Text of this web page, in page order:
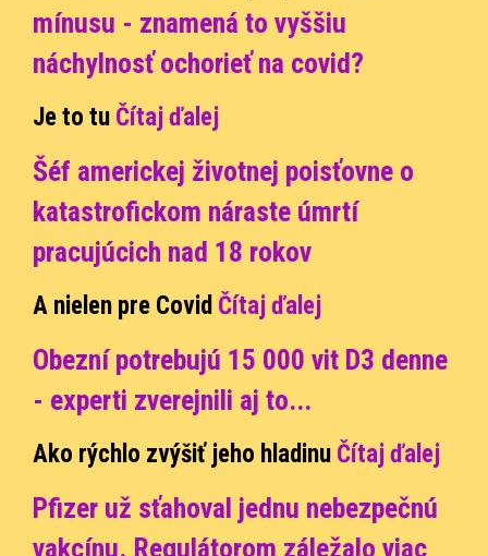
mínusu - znamená to vyššiu
náchylnosť ochorieť na covid?
Je to tu Čítaj ďalej
Šéf americkej životnej poisťovne o
katastrofickom náraste úmrtí
pracujúcich nad 18 rokov
A nielen pre Covid Čítaj ďalej
Obezní potrebujú 15 000 vit D3 denne
- experti zverejnili aj to...
Ako rýchlo zvýšiť jeho hladinu Čítaj ďalej
Pfizer už sťahoval jednu nebezpečnú
vakcínu. Regulátorom záležalo viac